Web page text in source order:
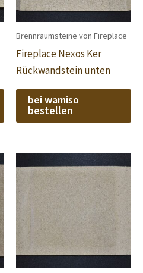
Brennraumsteine von Fireplace
Fireplace Nexos Ker
Rückwandstein unten
bei wamiso
bestellen